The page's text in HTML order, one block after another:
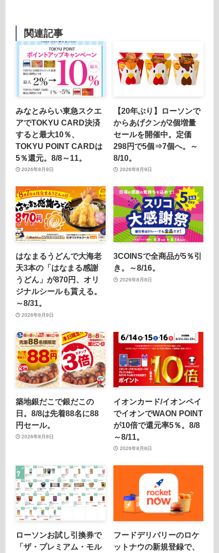
関連記事
みなとみらい東急スクエ
アでTOKYU CARD決済
すると最大10％、
TOKYU POINT CARDは
5％還元。8/8～11。
2026年8月9日
【20年ぶり】ローソンで
からあげクンが2個増量
セールを開催中。定価
298円で5個⇒7個へ。～
8/10。
2026年8月9日
はなまるうどんで大海老
天3本の「はなまる感謝
うどん」が870円、オリ
ジナルシールも貰える。
～8/31。
2026年8月9日
3COINSで全商品が5％引
き。～8/16。
2026年8月8日
築地銀だこで銀だこの
日。8/8は先着88名に88
円セール。
2026年8月8日
イオンカード/イオンペイ
でイオンでWAON POINT
が10倍で還元率5％。8/8
～8/11。
2026年8月8日
ローソンお試し引換券で
「ザ・プレミアム・モル
フードデリバリーのロケ
ットナウの新規登録で、